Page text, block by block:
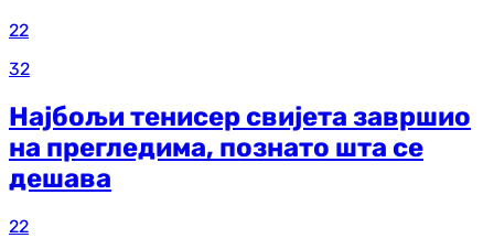
22
32
Најбољи тенисер свијета завршио
на прегледима, познато шта се
дешава
22